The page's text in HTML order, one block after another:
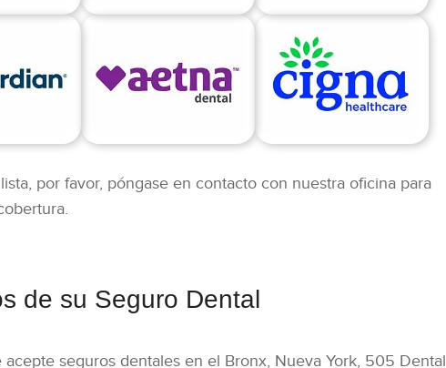
por favor, póngase en contacto con nuestra oficina para
de su Seguro Dental
seguros dentales en el Bronx, Nueva York, 505 Dental